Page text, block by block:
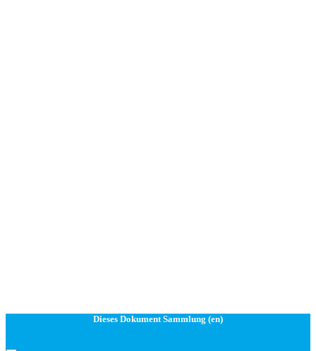
Dieses Dokument Sammlung (en)